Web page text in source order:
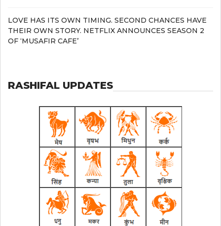
LOVE HAS ITS OWN TIMING. SECOND CHANCES HAVE
THEIR OWN STORY. NETFLIX ANNOUNCES SEASON 2
OF ‘MUSAFIR CAFE’
RASHIFAL UPDATES